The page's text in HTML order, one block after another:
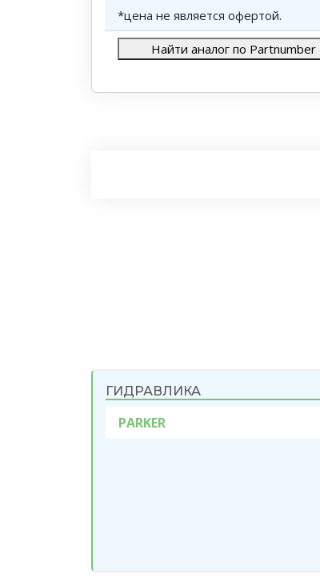
*цена не является офертой.
Найти аналог по Partnumber
ГИДРАВЛИКА
PARKER